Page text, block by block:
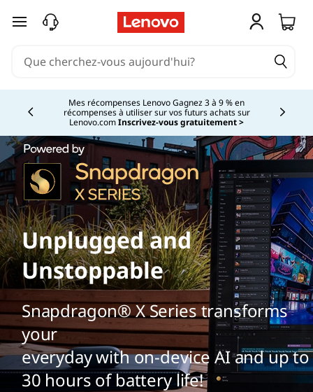
passer au contenu principal
Mes récompenses Lenovo Gagnez 3 à 9 % en
récompenses à utiliser sur vos futurs achats sur
Lenovo.comInscrivez-vous gratuitement >
Currently displaying item 2 of
Unplugged and
Unstoppable
Snapdragon® X Series transforms
your
everyday with on-device AI and up to
30 hours of battery life!